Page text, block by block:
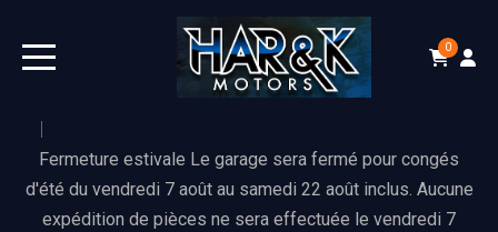
0
Fermeture estivale Le garage sera fermé pour congés
d'été du vendredi 7 août au samedi 22 août inclus. Aucune
expédition de pièces ne sera effectuée le vendredi 7